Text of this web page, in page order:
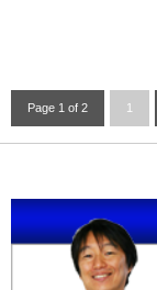
Page 1 of 2 1